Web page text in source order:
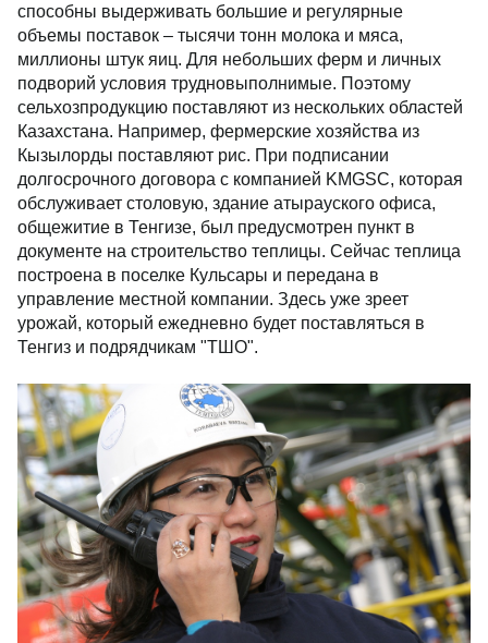
способны выдерживать большие и регулярные
объемы поставок – тысячи тонн молока и мяса,
миллионы штук яиц. Для небольших ферм и личных
подворий условия трудновыполнимые. Поэтому
сельхозпродукцию поставляют из нескольких областей
Казахстана. Например, фермерские хозяйства из
Кызылорды поставляют рис. При подписании
долгосрочного договора с компанией KMGSC, которая
обслуживает столовую, здание атырауского офиса,
общежитие в Тенгизе, был предусмотрен пункт в
документе на строительство теплицы. Сейчас теплица
построена в поселке Кульсары и передана в
управление местной компании. Здесь уже зреет
урожай, который ежедневно будет поставляться в
Тенгиз и подрядчикам "ТШО".